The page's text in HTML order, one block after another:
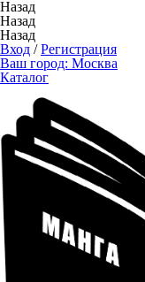
Назад
Назад
Назад
Вход /Регистрация
Ваш город: Москва
Каталог